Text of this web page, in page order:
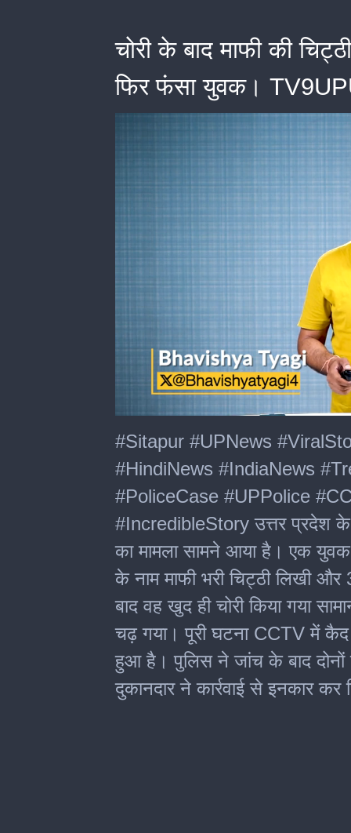
चोरी के बाद माफी की
फिर फंसा युवक।
seconds
of
minutes,
seconds
#Sitapur #UPNews
#HindiNews #IndiaNews
#PoliceCase #UPPolice
#IncredibleStory उत्तर प्रदेश के
का मामला सामने आया है। एक युवक
के नाम माफी भरी चिट्ठी लिखी
बाद वह खुद ही चोरी किया गया
चढ़ गया। पूरी घटना CCTV में कैद
हुआ है। पुलिस ने जांच के बाद दोनों
दुकानदार ने कार्रवाई से इनकार कर